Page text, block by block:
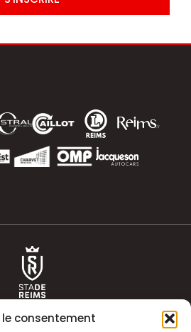
le consentement